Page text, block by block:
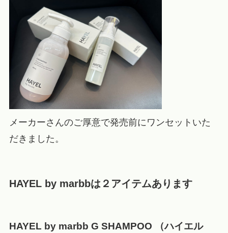
メーカーさんのご厚意で発売前にワンセットいた
だきました。
HAYEL by marbbは２アイテムあります
HAYEL by marbb G SHAMPOO （ハイエル